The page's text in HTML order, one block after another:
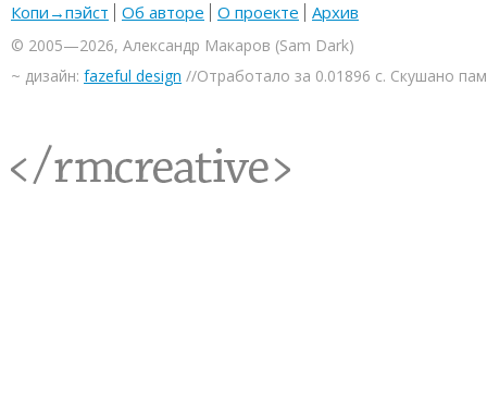
Копи→пэйст Об авторе О проекте Архив
© 2005—2026, Александр Макаров (Sam Dark)
~ дизайн: fazeful design //Отработало за 0.01896 с. Скушано
<rmcreative/>